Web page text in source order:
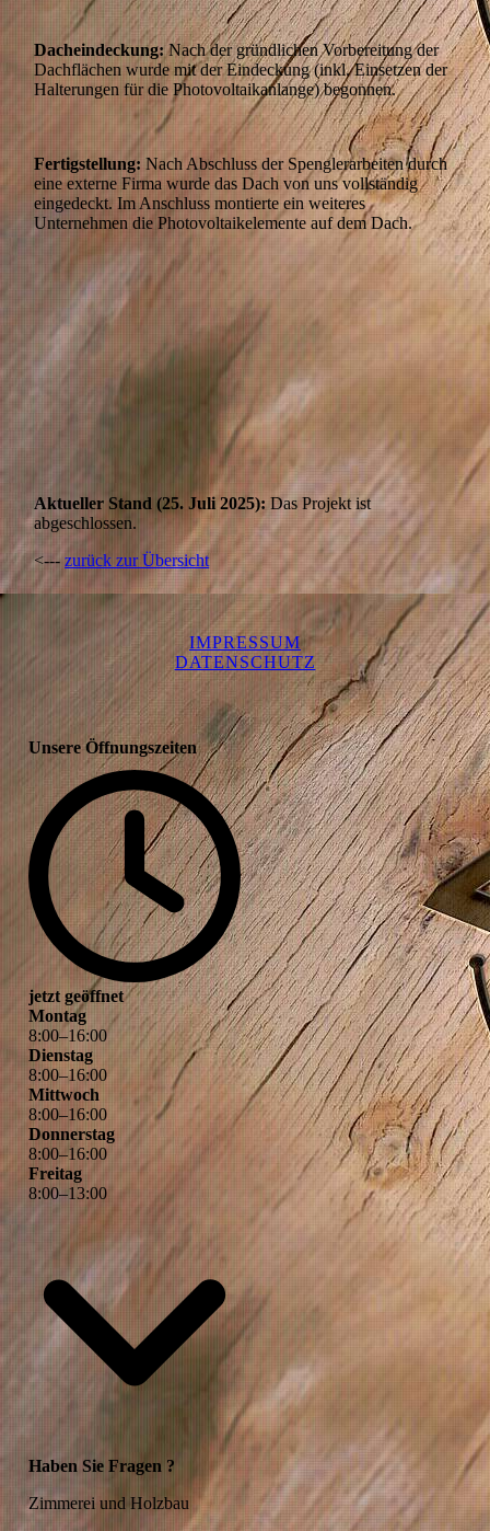
Dacheindeckung:Nach der gründlichen Vorbereitung der
Dachflächen wurde mit der Eindeckung (inkl. Einsetzen der
Halterungen für die Photovoltaikanlange) begonnen.
Fertigstellung:Nach Abschluss der Spenglerarbeiten durch
eine externe Firma wurde das Dach von uns vollständig
eingedeckt. Im Anschluss montierte ein weiteres
Unternehmen die Photovoltaikelemente auf dem Dach.
DJI_0576
DJI_0565
DJI_0933
Aktueller Stand (25. Juli 2025):Das Projekt ist
abgeschlossen.
<---zurück zur Übersicht
IMPRESSUM
DATENSCHUTZ
Unsere Öffnungszeiten
jetzt geöffnet
Montag
8:00–16:00
Dienstag
8:00–16:00
Mittwoch
8:00–16:00
Donnerstag
8:00–16:00
Freitag
8:00–13:00
Haben Sie Fragen ?
Zimmerei und Holzbau